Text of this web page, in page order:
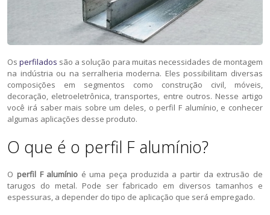
Osperfilados são a solução para muitas necessidades de montagem
na indústria ou na serralheria moderna. Eles possibilitam diversas
composições em segmentos como construção civil, móveis,
decoração, eletroeletrônica, transportes, entre outros. Nesse artigo
você irá saber mais sobre um deles, o perfil F alumínio, e conhecer
algumas aplicações desse produto.
O que é o perfil F alumínio?
O perfil F alumínio é uma peça produzida a partir da extrusão de
tarugos do metal. Pode ser fabricado em diversos tamanhos e
espessuras, a depender do tipo de aplicação que será empregado.